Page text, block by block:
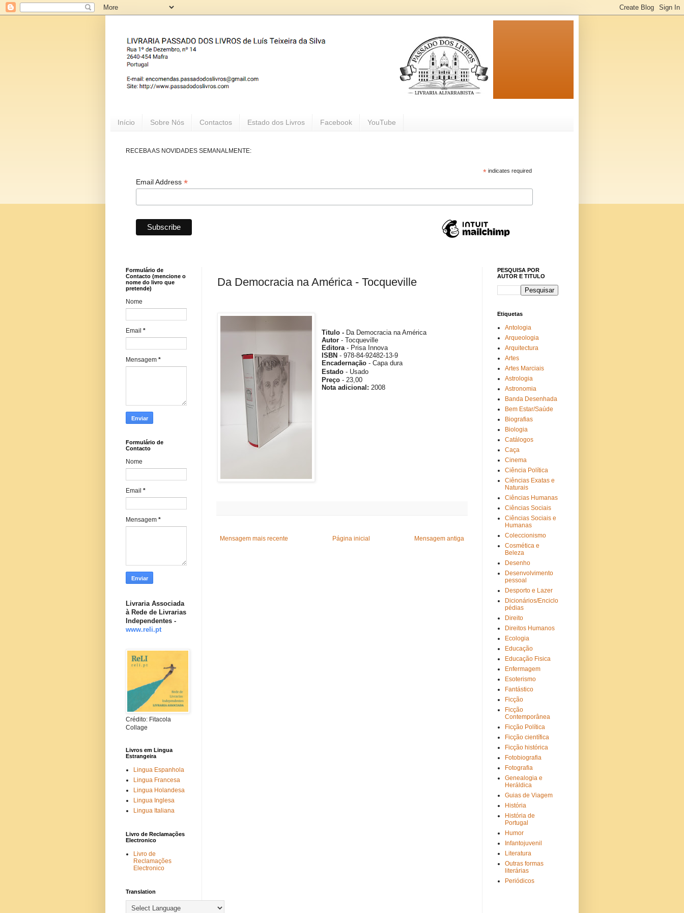
Início Sobre Nós Contactos Estado dos Livros Facebook YouTube
RECEBA AS NOVIDADES SEMANALMENTE:
*indicates required
Email Address *
Da Democracia na América - Tocqueville
Titulo - Da Democracia na América
Autor - Tocqueville
Editora- Prisa Innova
ISBN - 978-84-92482-13-9
Encadernação - Capa dura
Estado - Usado
Preço - 23,00
Notaadicional :2008
Mensagem mais recente Mensagem antiga
Página inicial
Formulário de
Contacto (mencione o
nome do livro que
pretende)
Nome
Email *
Mensagem *
Formulário de
Contacto
Nome
Email *
Mensagem *
Livraria Associada
à Rede de Livrarias
Independentes -
www.reli.pt
Crédito: Fitacola
Collage
Livros em Lingua
Estrangeira
Lingua Espanhola
Lingua Francesa
Lingua Holandesa
Lingua Inglesa
Lingua Italiana
Livro de Reclamações
Electronico
Livro de
Reclamações
Electronico
Translation
PESQUISA POR
AUTOR E TITULO
Etiquetas
Antologia
Arqueologia
Arquitectura
Artes
Artes Marciais
Astrologia
Astronomia
Banda Desenhada
Bem Estar/Saúde
Biografias
Biologia
Catálogos
Caça
Cinema
Ciência Política
Ciências Exatas e
Naturais
Ciências Humanas
Ciências Sociais
Ciências Sociais e
Humanas
Coleccionismo
Cosmética e
Beleza
Desenho
Desenvolvimento
pessoal
Desporto e Lazer
Dicionários/Enciclo
pédias
Direito
Direitos Humanos
Ecologia
Educação
Educação Fisica
Enfermagem
Esoterismo
Fantástico
Ficção
Ficção
Contemporânea
Ficção Política
Ficção científica
Ficção histórica
Fotobiografia
Fotografia
Genealogia e
Heráldica
Guias de Viagem
História
História de
Portugal
Humor
Infantojuvenil
Literatura
Outras formas
literárias
Periódicos